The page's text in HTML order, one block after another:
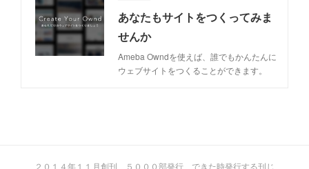
あなたもサイトをつくってみま
せんか
Ameba Owndを使えば、誰でもかんたんに
ウェブサイトをつくることができます。
２０１４年１１月創刊 ５０００部発行 できた時発行する刊じ